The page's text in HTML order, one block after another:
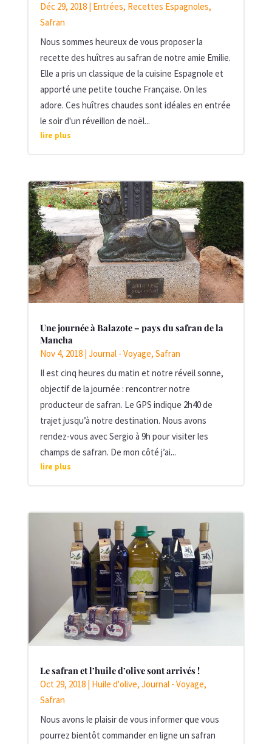
Déc 29, 2018| Entrées, Recettes Espagnoles,
Safran
Nous sommes heureux de vous proposer la
recette des huîtres au safran de notre amie Emilie.
Elle a pris un classique de la cuisine Espagnole et
apporté une petite touche Française. On les
adore. Ces huîtres chaudes sont idéales en entrée
le soir d'un réveillon de noël...
lire plus
Une journée à Balazote – pays du safran de la
Mancha
Nov 4, 2018| Journal - Voyage, Safran
Il est cinq heures du matin et notre réveil sonne,
objectif de la journée : rencontrer notre
producteur de safran. Le GPS indique 2h40 de
trajet jusqu’à notre destination. Nous avons
rendez-vous avec Sergio à 9h pour visiter les
champs de safran. De mon côté j’ai...
lire plus
Le safran et l’huile d’olive sont arrivés !
Oct 29, 2018| Huile d'olive, Journal - Voyage,
Safran
Nous avons le plaisir de vous informer que vous
pourrez bientôt commander en ligne un safran